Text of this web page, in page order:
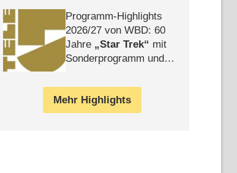
Programm-Highlights
2026/​27 von WBD: 60
Jahre
Star Trek
mit
Sonderprogramm und
Mehr Highlights